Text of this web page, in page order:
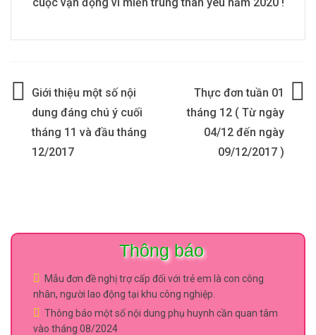
Điều
hướng
bài
viết
Giới thiệu một số nội
dung đáng chú ý cuối
tháng 11 và đầu tháng
12/2017
Thực đơn tuần 01
tháng 12 ( Từ ngày
04/12 đến ngày
09/12/2017 )
Thông báo
Mẫu đơn đề nghị trợ cấp đối với trẻ em là con công
nhân, người lao động tại khu công nghiệp.
Thông báo một số nội dung phụ huynh cần quan tâm
vào tháng 08/2024